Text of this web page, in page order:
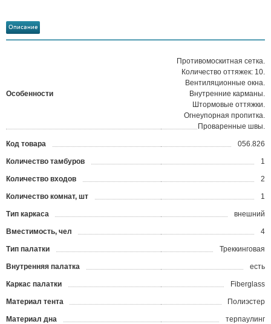
Описание
Особенности
Противомоскитная сетка.
Количество оттяжек: 10.
Вентиляционные окна.
Внутренние карманы.
Штормовые оттяжки.
Огнеупорная пропитка.
Проваренные швы.
Код товара 056.826
Количество тамбуров 1
Количество входов 2
Количество комнат, шт 1
Тип каркаса внешний
Вместимость, чел 4
Тип палатки Треккинговая
Внутренняя палатка есть
Каркас палатки Fiberglass
Материал тента Полиэстер
Материал дна терпаулинг